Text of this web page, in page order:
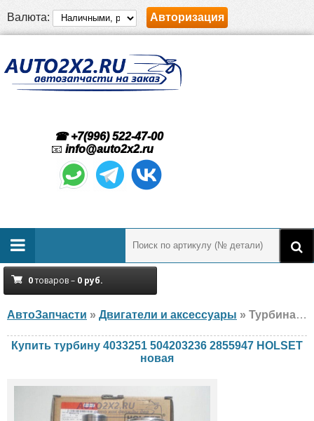
Валюта: Авторизация
☎ +7(996) 522-47-00
📧 info@auto2x2.ru
0товаров – 0 руб.
АвтоЗапчасти » Двигатели и аксессуары » Турбина HOLSET 4033251 504203236 2855947 New Holland, CASE, Iveco, новая
Купить турбину 4033251 504203236 2855947 HOLSET
новая